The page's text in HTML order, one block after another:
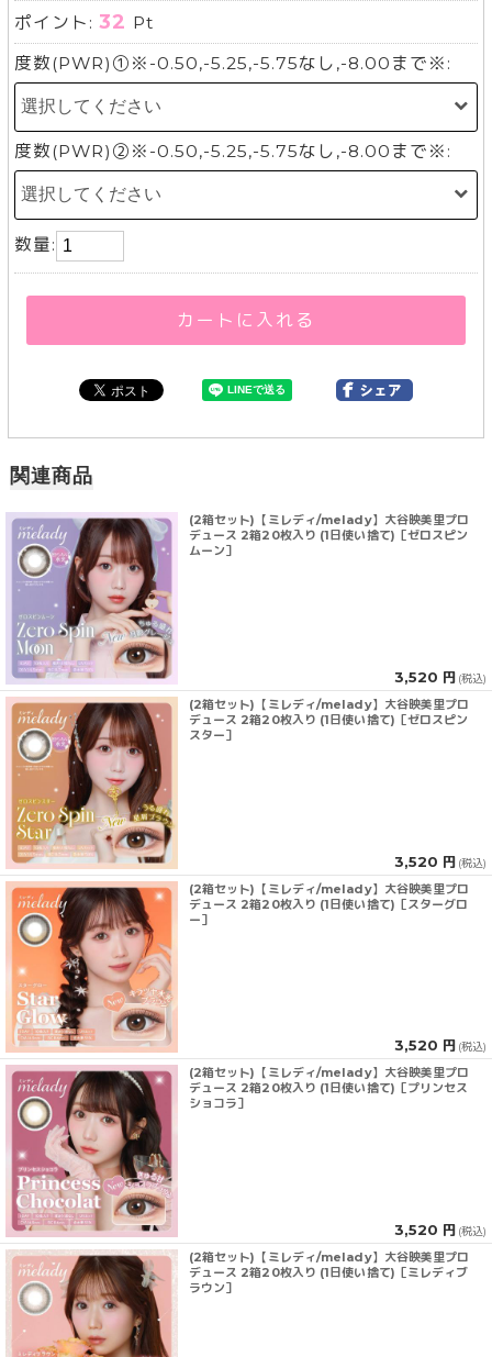
ポイント:32 Pt
度数(PWR)①※-0.50,-5.25,-5.75なし,-8.00まで※:
度数(PWR)②※-0.50,-5.25,-5.75なし,-8.00まで※:
数量:
カートに入れる
関連商品
(2箱セット)【ミレディ/melady】大谷映美里プロ
デュース 2箱20枚入り (1日使い捨て)［ゼロスピン
ムーン］
3,520 円 (税込)
(2箱セット)【ミレディ/melady】大谷映美里プロ
デュース 2箱20枚入り (1日使い捨て)［ゼロスピン
スター］
3,520 円 (税込)
(2箱セット)【ミレディ/melady】大谷映美里プロ
デュース 2箱20枚入り (1日使い捨て)［スターグロ
ー］
3,520 円 (税込)
(2箱セット)【ミレディ/melady】大谷映美里プロ
デュース 2箱20枚入り (1日使い捨て)［プリンセス
ショコラ］
3,520 円 (税込)
(2箱セット)【ミレディ/melady】大谷映美里プロ
デュース 2箱20枚入り (1日使い捨て)［ミレディブ
ラウン］